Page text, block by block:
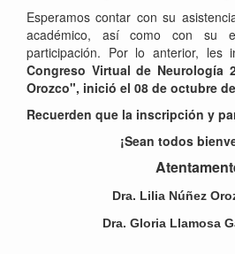
Esperamos contar con su
académico, así como con su
participación. Por lo anterior, les
Congreso Virtual de Neurología
Orozco", inició el 08 de octubre
Recuerden que la inscripción y
¡Sean todos
Dra. Lilia Núñez
Dra. Gloria Llamosa